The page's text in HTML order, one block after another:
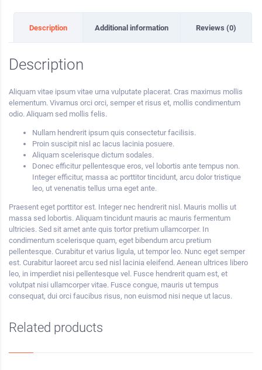
Description Additional information Reviews (0)
Description
Aliquam vitae ipsum vitae urna vulputate placerat. Cras maximus mollis
elementum. Vivamus orci orci, semper et risus et, mollis condimentum
odio. Aliquam sed mollis felis.
Nullam hendrerit ipsum quis consectetur facilisis.
Proin suscipit nisl ac lacus lacinia posuere.
Aliquam scelerisque dictum sodales.
Donec efficitur pellentesque eros, vel lobortis ante tempus non.
Integer efficitur, massa ac porttitor tincidunt, arcu dolor tristique
leo, ut venenatis tellus urna eget ante.
Praesent eget porttitor est. Integer nec hendrerit nisl. Mauris mollis ut
massa sed lobortis. Aliquam tincidunt mauris ac mauris fermentum
ultricies. Sed sit amet ante quis tortor pretium ullamcorper. In
condimentum scelerisque quam, eget bibendum arcu pretium
pellentesque. Curabitur et varius ligula, ut tempor leo. Nunc eget semper
est. Curabitur laoreet arcu sed nisl lacinia eleifend. Aenean ultrices libero
leo, in imperdiet nisi pellentesque vel. Fusce hendrerit quam est, et
volutpat nisi ullamcorper vitae. Fusce congue, mauris ut tempus
consequat, dui orci faucibus risus, non euismod nisi neque ut lacus.
Related products